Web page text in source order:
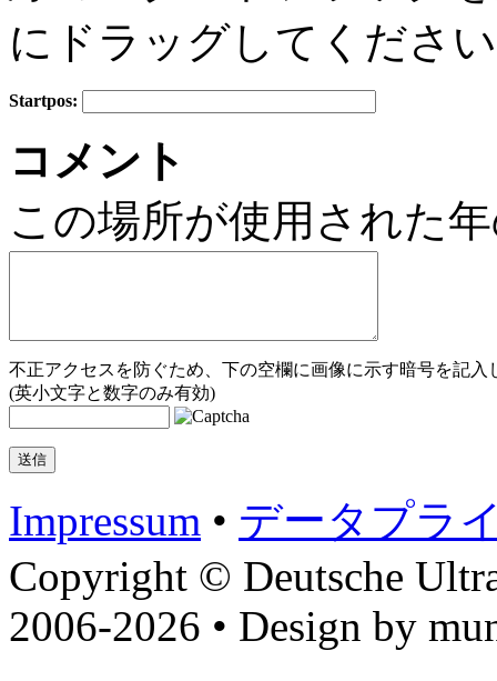
にドラッグしてくださ
−
Startpos:
コメント
この場所が使用された
不正アクセスを防ぐため、下の空欄に画像に示す暗号を記入
(英小文字と数字のみ有効)
Impressum • データプラ
Copyright © Deutsche
2006-2026 • Design by